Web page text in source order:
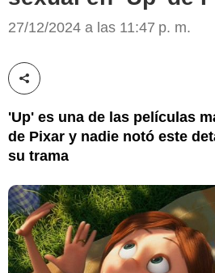
27/12/2024 a las 11:47 p. m.
Compartir esta noticia
'Up' es una de las películas
de Pixar y nadie notó este
su trama